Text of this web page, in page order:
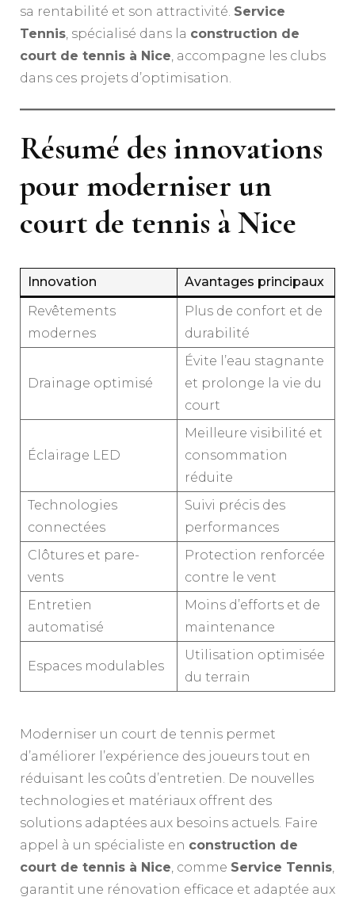
sa rentabilité et son attractivité. Service
Tennis, spécialisé dans la construction de
court de tennis à Nice, accompagne les clubs
dans ces projets d’optimisation.
Résumé des innovations
pour moderniser un
court de tennis à Nice
Innovation
Avantages principaux
Revêtements
modernes
Plus de confort et de
durabilité
Drainage optimisé
Évite l’eau stagnante
et prolonge la vie du
court
Éclairage LED
Meilleure visibilité et
consommation
réduite
Technologies
connectées
Suivi précis des
performances
Clôtures et pare-
vents
Protection renforcée
contre le vent
Entretien
automatisé
Moins d’efforts et de
maintenance
Espaces modulables
Utilisation optimisée
du terrain
Moderniser un court de tennis permet
d’améliorer l’expérience des joueurs tout en
réduisant les coûts d’entretien. De nouvelles
technologies et matériaux offrent des
solutions adaptées aux besoins actuels. Faire
appel à un spécialiste en construction de
court de tennis à Nice, comme Service Tennis,
garantit une rénovation efficace et adaptée aux